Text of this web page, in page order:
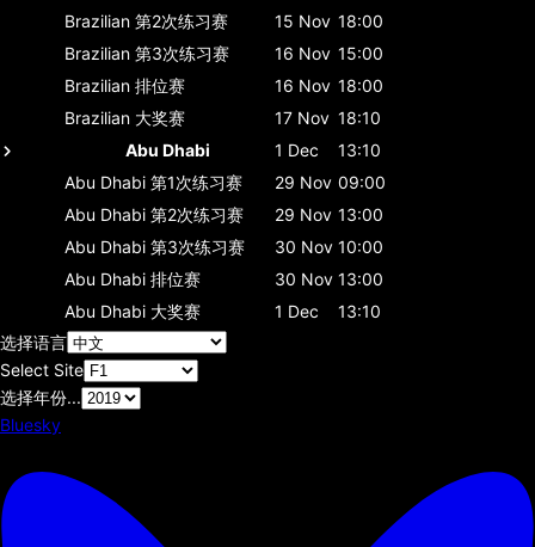
Brazilian 第2次练习赛 15 Nov 18:00
Brazilian 第3次练习赛 16 Nov 15:00
Brazilian 排位赛 16 Nov 18:00
Brazilian 大奖赛 17 Nov 18:10
Abu Dhabi
1 Dec
13:10
Abu Dhabi 第1次练习赛 29 Nov 09:00
Abu Dhabi 第2次练习赛 29 Nov 13:00
Abu Dhabi 第3次练习赛 30 Nov 10:00
Abu Dhabi 排位赛 30 Nov 13:00
Abu Dhabi 大奖赛 1 Dec
13:10
选择语言
Select Site
选择年份...
Bluesky